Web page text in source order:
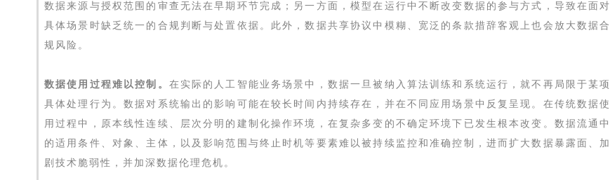
数据来源与授权范围的审查无法在早期环节完成；另一方面，模型在运行中不断改变数据的参与方式，导致在面对
具体场景时缺乏统一的合规判断与处置依据。此外，数据共享协议中模糊、宽泛的条款措辞客观上也会放大数据合
规风险。
数据使用过程难以控制。 在实际的人工智能业务场景中，数据一旦被纳入算法训练和系统运行，就不再局限于某项
具体处理行为。数据对系统输出的影响可能在较长时间内持续存在，并在不同应用场景中反复呈现。在传统数据使
用过程中，原本线性连续、层次分明的建制化操作环境，在复杂多变的不确定环境下已发生根本改变。数据流通中
的适用条件、对象、主体，以及影响范围与终止时机等要素难以被持续监控和准确控制，进而扩大数据暴露面、加
剧技术脆弱性，并加深数据伦理危机。